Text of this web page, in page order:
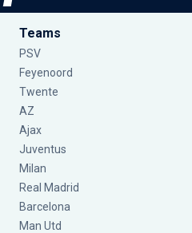
Teams
PSV
Feyenoord
Twente
AZ
Ajax
Juventus
Milan
Real Madrid
Barcelona
Man Utd